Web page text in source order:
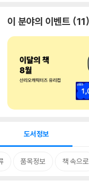
이 분야의 이벤트 11
도서정보
품목정보 책 속으로